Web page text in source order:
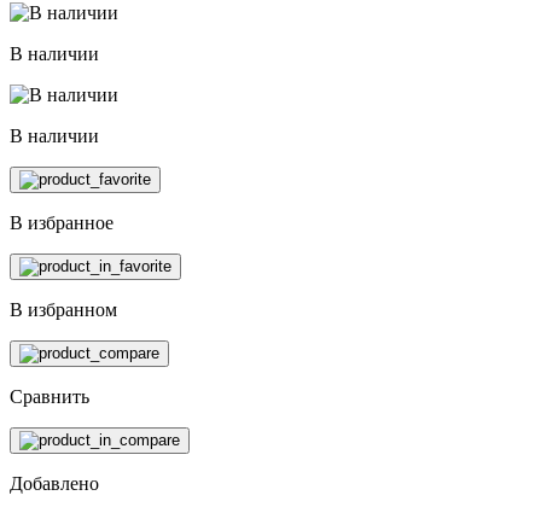
В наличии
В наличии
В избранное
В избранном
Сравнить
Добавлено